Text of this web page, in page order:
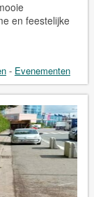
en feestelijke
- Evenementen